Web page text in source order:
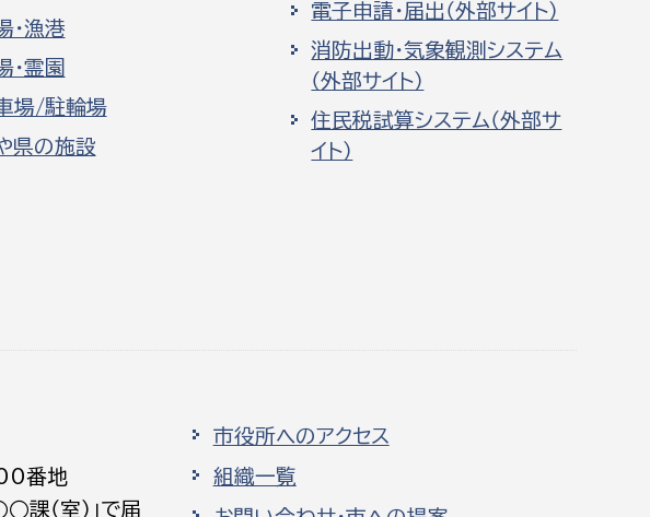
・漁港
・霊園
場/駐輪場
県の施設
電子申請・届出（外部サイト）
消防出動・気象観測システム
（外部サイト）
住民税試算システム（外部サ
イト）
番地
（室）」で届
市役所へのアクセス
組織一覧